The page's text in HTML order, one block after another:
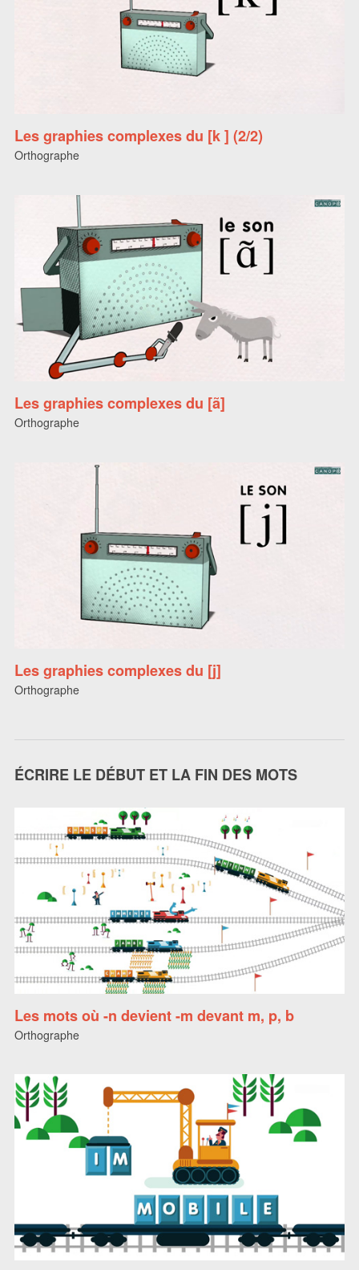
Les graphies complexes du [k ] (2/2)
Orthographe
Les graphies complexes du [ã]
Orthographe
Les graphies complexes du [j]
Orthographe
ÉCRIRE LE DÉBUT ET LA FIN DES MOTS
Les mots où -n devient -m devant m, p, b
Orthographe